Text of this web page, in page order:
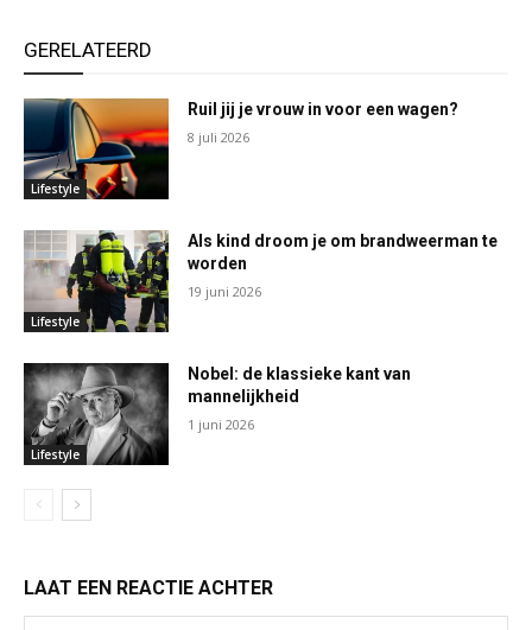
GERELATEERD
Lifestyle
Ruil jij je vrouw in voor een wagen?
8 juli 2026
Lifestyle
Als kind droom je om brandweerman te
worden
19 juni 2026
Lifestyle
Nobel: de klassieke kant van
mannelijkheid
1 juni 2026
LAAT EEN REACTIE ACHTER